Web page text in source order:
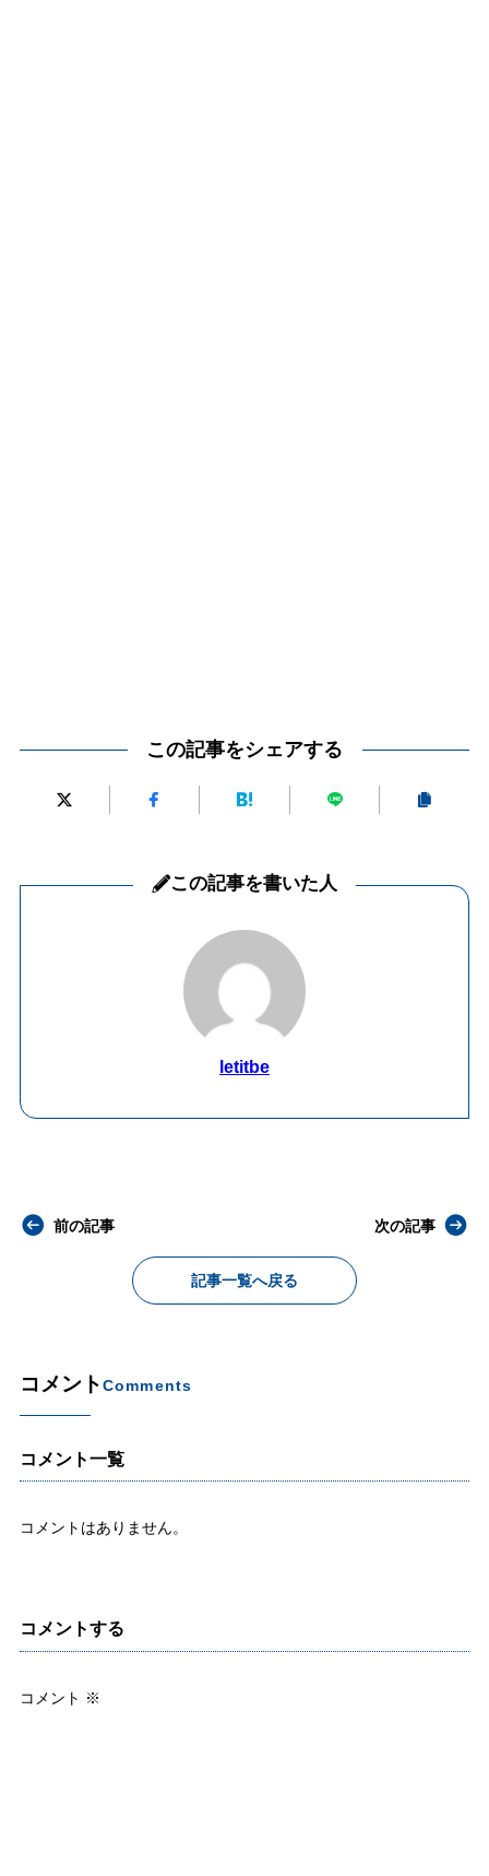
この記事をシェアする
この記事を書いた人
letitbe
前の記事
記事一覧へ戻る
次の記事
コメントComments
コメント一覧
コメントはありません。
コメントする
コメント ※